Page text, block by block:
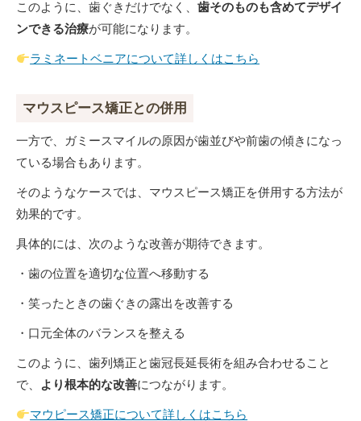
このように、歯ぐきだけでなく、 歯そのものも含めてデザイ
ンできる治療が可能になります。
ラミネートベニアについて詳しくはこちら
マウスピース矯正との併用
一方で、ガミースマイルの原因が歯並びや前歯の傾きになっ
ている場合もあります。
そのようなケースでは、マウスピース矯正を併用する方法が
効果的です。
具体的には、次のような改善が期待できます。
・歯の位置を適切な位置へ移動する
・笑ったときの歯ぐきの露出を改善する
・口元全体のバランスを整える
このように、歯列矯正と歯冠長延長術を組み合わせること
で、
より根本的な改善につながります。
マウピース矯正について詳しくはこちら